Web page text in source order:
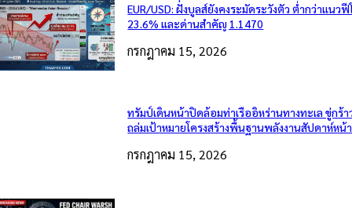
EUR/USD: ฝั่งบูลส์ยังคงระมัดระวังตัว ต่ำกว่าแนว
23.6% และด่านสำคัญ 1.1470
กรกฎาคม 15, 2026
ทรัมป์เดินหน้าปิดล้อมท่าเรืออิหร่านทางทะเล ขู่กร้า
ถล่มเป้าหมายโครงสร้างพื้นฐานพลังงานสัปดาห์หน้า
กรกฎาคม 15, 2026